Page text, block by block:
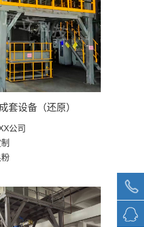
套设备（还原）
公司